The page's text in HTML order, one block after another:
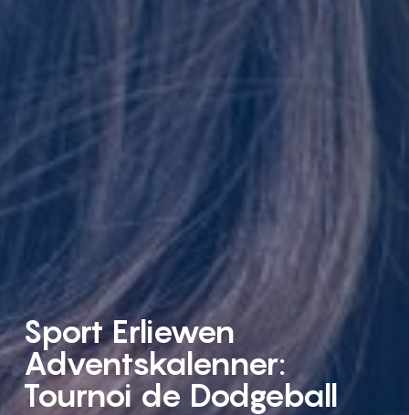
Sport Erliewen
Adventskalenner:
Tournoi de Dodgeball